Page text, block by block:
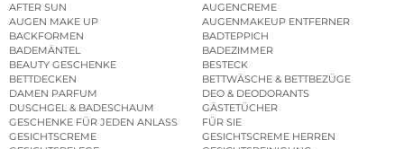
AFTER SUN
AUGENCREME
AUGEN MAKE UP
AUGENMAKEUP ENTFERNER
BACKFORMEN
BADTEPPICH
BADEMÄNTEL
BADEZIMMER
BEAUTY GESCHENKE
BESTECK
BETTDECKEN
BETTWÄSCHE & BETTBEZÜGE
DAMEN PARFUM
DEO & DEODORANTS
DUSCHGEL & BADESCHAUM
GÄSTETÜCHER
GESCHENKE FÜR JEDEN ANLASS
FÜR SIE
GESICHTSCREME
GESICHTSCREME HERREN